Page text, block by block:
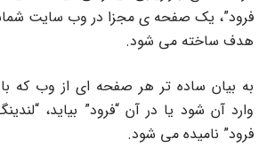
فرود”، یک صفحه ی مجزا در وب سایت
هدف ساخته می شود.
به بیان ساده تر هر صفحه ای از وب که
وارد آن شود یا در آن “فرود” بیاید،
فرود” نامیده می شود.